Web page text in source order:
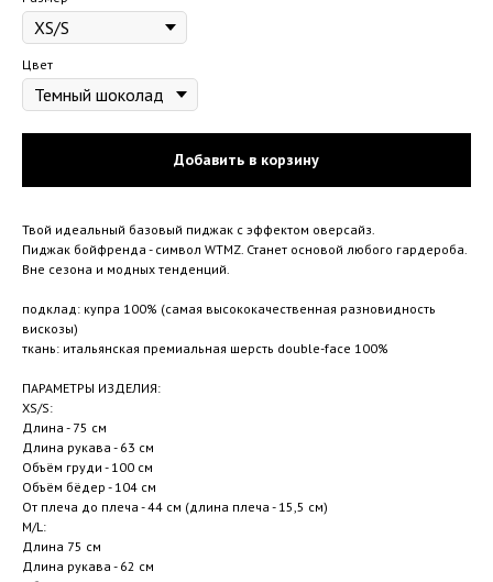
Цвет
Добавить в корзину
Твой идеальный базовый пиджак с эффектом оверсайз.
Пиджак бойфренда - символ WTMZ. Станет основой любого гардероба.
Вне сезона и модных тенденций.
подклад: купра 100% (самая высококачественная разновидность
вискозы)
ткань: итальянская премиальная шерсть double-face 100%
ПАРАМЕТРЫ ИЗДЕЛИЯ:
XS/S:
Длина - 75 см
Длина рукава - 63 см
Объём груди - 100 см
Объём бёдер - 104 см
От плеча до плеча - 44 см (длина плеча - 15,5 см)
M/L:
Длина 75 см
Длина рукава - 62 см